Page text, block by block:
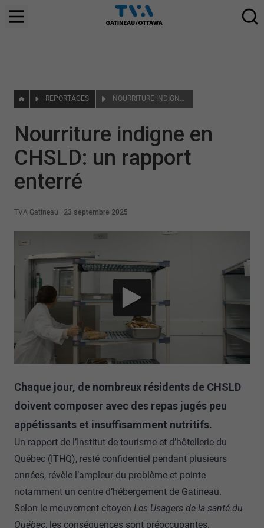
REPORTAGES NOURRITURE INDIGNE EN CHSLD: UN RAPPORT ENTERRÉ
Nourriture indigne en
CHSLD: un rapport
enterré
TVA Gatineau 23 septembre 2025
Chaque jour, de nombreux résidents de CHSLD
doivent composer avec des repas jugés peu
appétissants et insuffisamment nutritifs.
Un rapport de l’Institut de tourisme et d’hôtellerie du
Québec (ITHQ), resté confidentiel pendant plusieurs
années, révèle l’ampleur du problème et pointe
notamment un centre d’hébergement de Gatineau.
Selon le mouvement citoyen Les Usagers de la santé du
Québec, les conséquences sont préoccupantes.